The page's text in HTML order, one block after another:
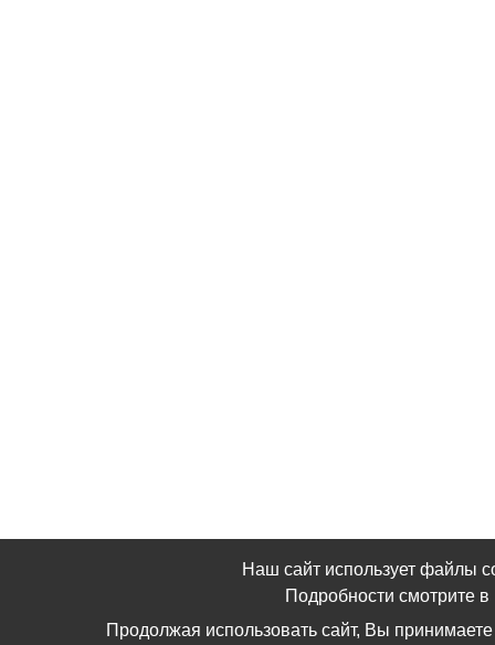
Наш сайт использует файлы
Подробности смотрите
Продолжая использовать сайт, Вы